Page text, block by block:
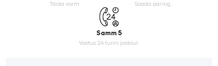
Täida vorm. Saada päring.
Samm 5
Vastus 24 tunni jooksul.